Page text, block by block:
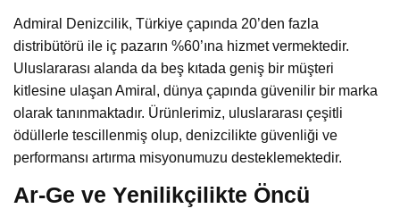
Admiral Denizcilik, Türkiye çapında 20’den fazla
distribütörü ile iç pazarın %60’ına hizmet vermektedir.
Uluslararası alanda da beş kıtada geniş bir müşteri
kitlesine ulaşan Amiral, dünya çapında güvenilir bir marka
olarak tanınmaktadır. Ürünlerimiz, uluslararası çeşitli
ödüllerle tescillenmiş olup, denizcilikte güvenliği ve
performansı artırma misyonumuzu desteklemektedir.
Ar-Ge ve Yenilikçilikte Öncü